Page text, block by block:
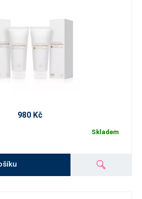
980 Kč
Skladem